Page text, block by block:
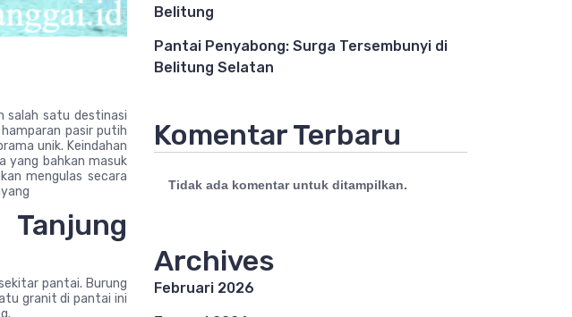
salah satu destinasi
pasir putih
unik. Keindahan
yang bahkan masuk
mengulas secara
pantai. Burung
granit di pantai ini
Belitung
Pantai Penyabong: Surga Tersembunyi di
Belitung Selatan
Komentar Terbaru
Tidak ada komentar untuk ditampilkan.
Archives
Februari 2026